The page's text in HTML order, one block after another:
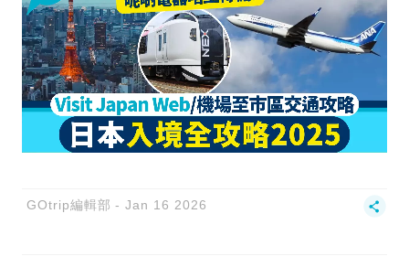
GOtrip編輯部 Jan 16 2026